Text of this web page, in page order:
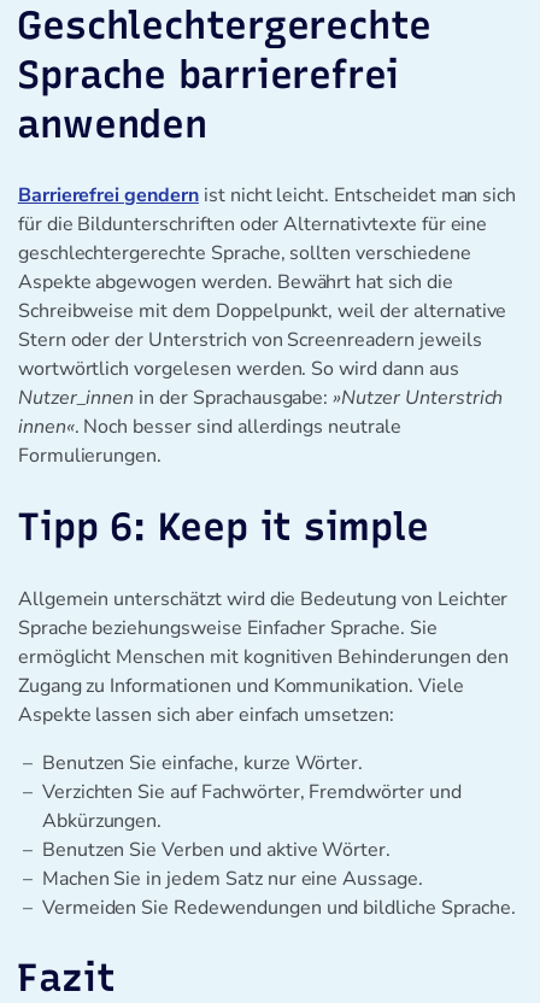
Geschlechtergerechte
Sprache barrierefrei
anwenden
Barrierefrei gendernist nicht leicht. Entscheidet man sich
für die Bildunterschriften oder Alternativtexte für eine
geschlechtergerechte Sprache, sollten verschiedene
Aspekte abgewogen werden. Bewährt hat sich die
Schreibweise mit dem Doppelpunkt, weil der alternative
Stern oder der Unterstrich von Screenreadern jeweils
wortwörtlich vorgelesen werden. So wird dann aus
Nutzer_innen in der Sprachausgabe:»Nutzer Unterstrich
innen«. Noch besser sind allerdings neutrale
Formulierungen.
Tipp 6: Keep it simple
Allgemein unterschätzt wird die Bedeutung von Leichter
Sprache beziehungsweise Einfacher Sprache. Sie
ermöglicht Menschen mit kognitiven Behinderungen den
Zugang zu Informationen und Kommunikation. Viele
Aspekte lassen sich aber einfach umsetzen:
Benutzen Sie einfache, kurze Wörter.
Verzichten Sie auf Fachwörter, Fremdwörter und
Abkürzungen.
Benutzen Sie Verben und aktive Wörter.
Machen Sie in jedem Satz nur eine Aussage.
Vermeiden Sie Redewendungen und bildliche Sprache.
Fazit